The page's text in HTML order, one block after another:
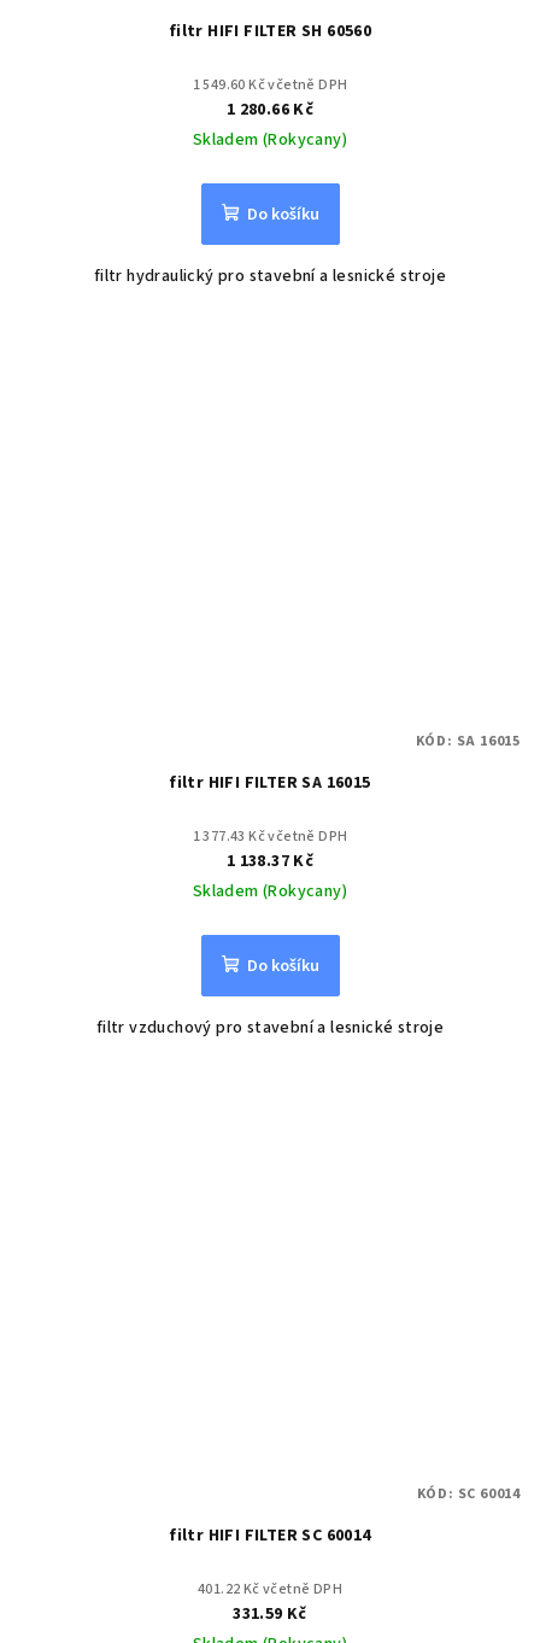
filtr HIFI FILTER SH 60560
1 549.60 Kč včetně DPH
1 280.66 Kč
Skladem (Rokycany)
Do košíku
filtr hydraulický pro stavební a lesnické stroje
filtr HIFI FILTER SA 16015
1 377.43 Kč včetně DPH
1 138.37 Kč
Skladem (Rokycany)
Do košíku
filtr vzduchový pro stavební a lesnické stroje
KÓD: SA 16015
filtr HIFI FILTER SC 60014
401.22 Kč včetně DPH
331.59 Kč
KÓD: SC 60014